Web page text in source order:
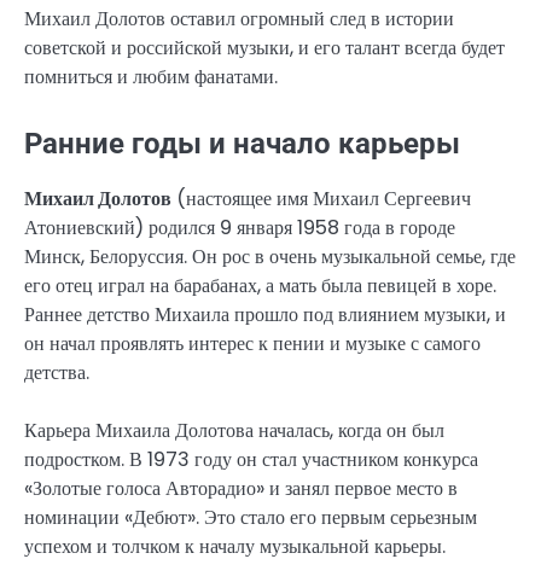
Михаил Долотов оставил огромный след в истории
советской и российской музыки, и его талант всегда будет
помниться и любим фанатами.
Ранние годы и начало карьеры
Михаил Долотов (настоящее имя Михаил Сергеевич
Атониевский) родился 9 января 1958 года в городе
Минск, Белоруссия. Он рос в очень музыкальной семье, где
его отец играл на барабанах, а мать была певицей в хоре.
Раннее детство Михаила прошло под влиянием музыки, и
он начал проявлять интерес к пении и музыке с самого
детства.
Карьера Михаила Долотова началась, когда он был
подростком. В 1973 году он стал участником конкурса
«Золотые голоса Авторадио» и занял первое место в
номинации «Дебют». Это стало его первым серьезным
успехом и толчком к началу музыкальной карьеры.